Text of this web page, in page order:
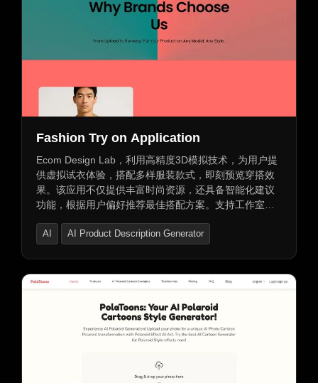
Fashion Try on Application
Ecom Design Lab，利用高精度3D模拟技术，为用户提
供虚拟试衣体验，搭配多样服装款式，即刻预览穿搭效
果。该应用不仅提供丰富时尚资源，还具备智能化建议
功能，根据用户偏好推荐最佳搭配方案。支持工作室质
持Try-On API，与Shopify等电商平台集成，自动化产品
AI
AI Product Description Generator